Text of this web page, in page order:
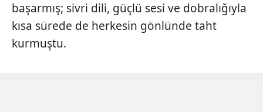
başarmış; sivri dili, güçlü sesi ve dobralığıyla
kısa sürede de herkesin gönlünde taht
kurmuştu.